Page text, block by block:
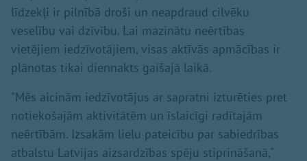
līdzekļi ir pilnībā droši un neapdraud cilvēku
veselību vai dzīvību. Lai mazinātu neērtības
vietējiem iedzīvotājiem, visas aktīvās apmācības ir
plānotas tikai diennakts gaišajā laikā.
"Mēs aicinām iedzīvotājus ar sapratni izturēties pret
notiekošajām aktivitātēm un īslaicīgi radītajām
neērtībām. Izsakām lielu pateicību par sabiedrības
atbalstu Latvijas aizsardzības spēju stiprināšanā,"